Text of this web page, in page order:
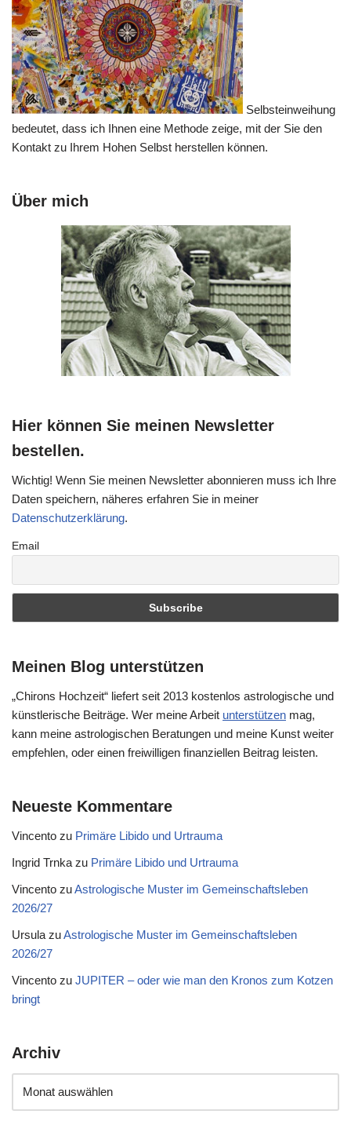
Selbsteinweihung
bedeutet, dass ich Ihnen eine Methode zeige, mit der Sie den
Kontakt zu Ihrem Hohen Selbst herstellen können.
Über mich
Hier können Sie meinen Newsletter
bestellen.
Wichtig! Wenn Sie meinen Newsletter abonnieren muss ich Ihre
Daten speichern, näheres erfahren Sie in meiner
Datenschutzerklärung.
Email
Meinen Blog unterstützen
„Chirons Hochzeit“ liefert seit 2013 kostenlos astrologische und
künstlerische Beiträge. Wer meine Arbeit unterstützen mag,
kann meine astrologischen Beratungen und meine Kunst weiter
empfehlen, oder einen freiwilligen finanziellen Beitrag leisten.
Neueste Kommentare
Vincento zu Primäre Libido und Urtrauma
Ingrid Trnka zu Primäre Libido und Urtrauma
Vincento zuAstrologische Muster im Gemeinschaftsleben
2026/27
Ursula zuAstrologische Muster im Gemeinschaftsleben
2026/27
Vincento zu JUPITER – oder wie man den Kronos zum Kotzen
bringt
Archiv